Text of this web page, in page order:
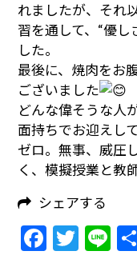
れましたが、それ
習を通して、“優し
した。
最後に、焼肉をお
ございました
どんな偉そうな人
面持ちでお迎えし
ゼロ。無事、威圧
く、模擬授業と教
シェアする